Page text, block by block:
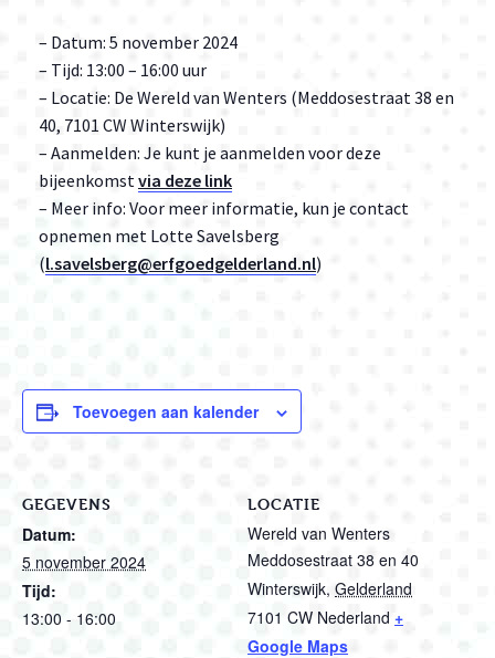
– Datum: 5 november 2024
– Tijd: 13:00 – 16:00 uur
– Locatie: De Wereld van Wenters (Meddosestraat 38 en
40, 7101 CW Winterswijk)
– Aanmelden: Je kunt je aanmelden voor deze
bijeenkomstvia deze link
– Meer info: Voor meer informatie, kun je contact
opnemen met Lotte Savelsberg
(l.savelsberg@erfgoedgelderland.nl)
Toevoegen aan kalender
GEGEVENS
Datum:
5 november 2024
Tijd:
13:00 - 16:00
LOCATIE
Wereld van Wenters
Meddosestraat 38 en 40
Winterswijk, Gelderland
7101 CW Nederland +
Google Maps